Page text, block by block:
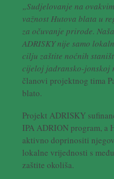
„Sudjelovanje na
važnost Hutova blata u
za očuvanje prirode.
ADRISKY nije samo
cilju zaštite noćnih
cijeloj jadransko-jonskoj
članovi projektnog tima
blato.
Projekt ADRISKY
IPA ADRION program, a
aktivno doprinositi
lokalne vrijednosti s
zaštite okoliša.